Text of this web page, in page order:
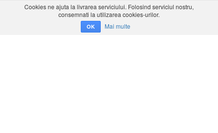
Cookies ne ajuta la livrarea serviciului. Folosind serviciul nostru,
consemnati la utilizarea cookies-urilor.
OK Mai multe